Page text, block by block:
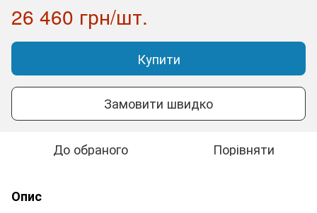
26 460 грн/шт.
Купити
Замовити швидко
До обраного Порівняти
Опис